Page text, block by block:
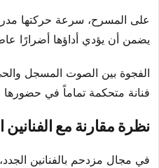
على المسرح، سرعة حركتها
يضمن أن يؤدي أداؤها أضرارًا
الفجوة بين الصوت المسجل
فنانة متحكمة تماماً في حضورها
نظرة مقارنة مع
في مجال مزدحم بالفنانين